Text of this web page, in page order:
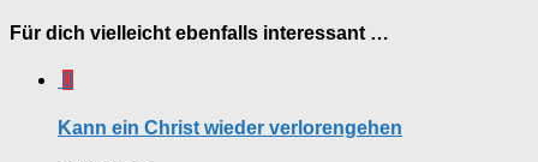
Für dich vielleicht ebenfalls interessant …
0
Kann ein Christ wieder verlorengehen